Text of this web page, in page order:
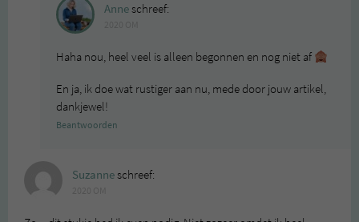
Anneschreef:
Haha nou, heel veel is alleen begonnen en nog niet af
En ja, ik doe wat rustiger aan nu, mede door jouw artikel,
dankjewel!
Beantwoorden
Suzanneschreef: